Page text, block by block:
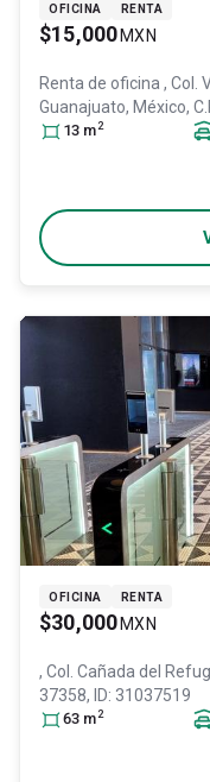
OFICINA RENTA
$15,000 MXN
Renta de oficina , Col.
Guanajuato, México,
13 m2
OFICINA RENTA
$30,000 MXN
, Col. Cañada del
37358, ID: 31037519
63 m2